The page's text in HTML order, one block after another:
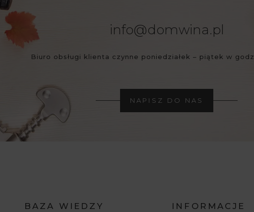
info@domwina.pl
Biuro obsługi klienta czynne poniedziałek – piątek w
NAPISZ DO NAS
BAZA WIEDZY INFORMACJE